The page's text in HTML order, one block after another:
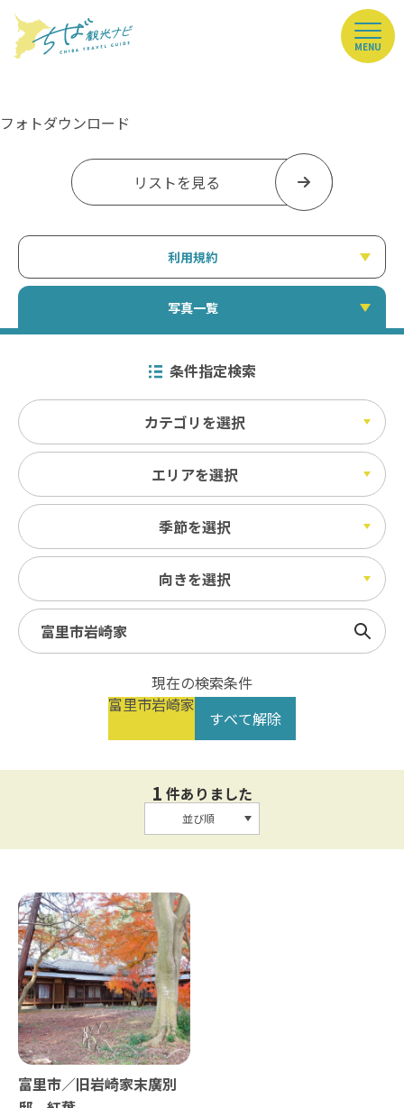
MENU
フォトダウンロード
リストを見る
利用規約
写真一覧
条件指定検索
カテゴリを選択
エリアを選択
季節を選択
向きを選択
検索
現在の検索条件
富里市岩崎家
すべて解除
1 件ありました
並び順
富里市／旧岩崎家末廣別